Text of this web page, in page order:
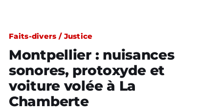
Faits-divers / Justice
Montpellier : nuisances
sonores, protoxyde et
voiture volée à La
Chamberte